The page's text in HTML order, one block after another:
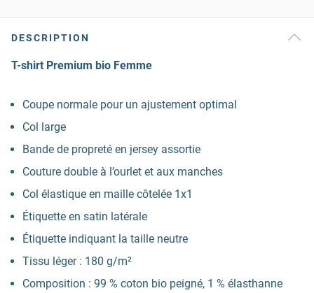
DESCRIPTION
T-shirt Premium bio Femme
Coupe normale pour un ajustement optimal
Col large
Bande de propreté en jersey assortie
Couture double à l’ourlet et aux manches
Col élastique en maille côtelée 1x1
Étiquette en satin latérale
Étiquette indiquant la taille neutre
Tissu léger : 180 g/m²
Composition : 99 % coton bio peigné, 1 % élasthanne